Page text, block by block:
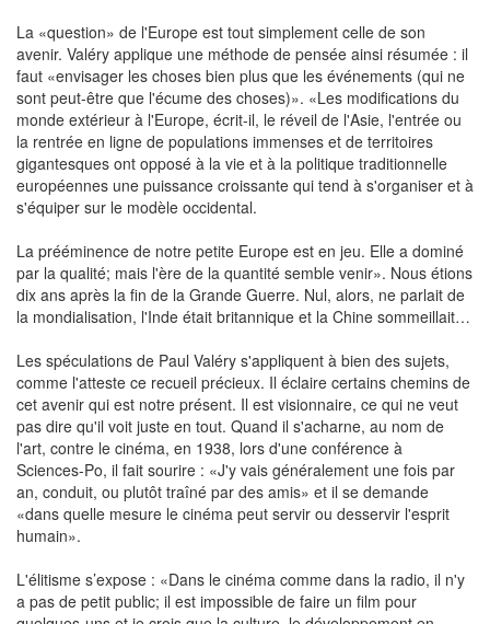
La «question» de l'Europe est tout simplement celle de son
avenir. Valéry applique une méthode de pensée ainsi résumée : il
faut «envisager les choses bien plus que les événements (qui ne
sont peut-être que l'écume des choses)». «Les modifications du
monde extérieur à l'Europe, écrit-il, le réveil de l'Asie, l'entrée ou
la rentrée en ligne de populations immenses et de territoires
gigantesques ont opposé à la vie et à la politique traditionnelle
européennes une puissance croissante qui tend à s'organiser et à
s'équiper sur le modèle occidental.
La prééminence de notre petite Europe est en jeu. Elle a dominé
par la qualité; mais l'ère de la quantité semble venir». Nous étions
dix ans après la fin de la Grande Guerre. Nul, alors, ne parlait de
la mondialisation, l'Inde était britannique et la Chine sommeillait…
Les spéculations de Paul Valéry s'appliquent à bien des sujets,
comme l'atteste ce recueil précieux. Il éclaire certains chemins de
cet avenir qui est notre présent. Il est visionnaire, ce qui ne veut
pas dire qu'il voit juste en tout. Quand il s'acharne, au nom de
l'art, contre le cinéma, en 1938, lors d'une conférence à
Sciences-Po, il fait sourire : «J'y vais généralement une fois par
an, conduit, ou plutôt traîné par des amis» et il se demande
«dans quelle mesure le cinéma peut servir ou desservir l'esprit
humain».
L'élitisme s’expose : «Dans le cinéma comme dans la radio, il n'y
a pas de petit public; il est impossible de faire un film pour